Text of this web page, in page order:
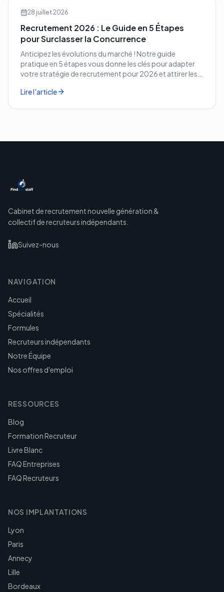
28 juillet 2026
Recrutement 2026 : Le Guide en 5 Étapes
pour Surclasser la Concurrence
Anticipez les évolutions du marché ! Notre guide
pratique en 5 étapes vous donne les clés pour adapter
votre stratégie de recrutement pour 2026 et attirer les
Lire l'article
Cabinet de recrutement nouvelle génération &
collectif de recruteurs indépendants.
Suivez-nous
NAVIGATION
Accueil
Spécialités
Formules
Recruteurs indépendants
Notre Équipe
Nos offres d'emploi
RESSOURCES
Blog
Formation Recruteur
Livre Blanc
FAQ Entreprises
FAQ Recruteurs
NOS IMPLANTATIONS
Lyon
Paris
Annecy
Lille
Bordeaux